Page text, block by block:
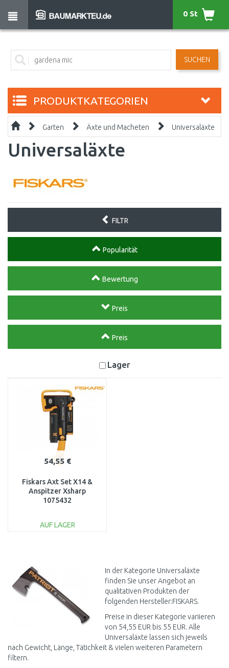
SUCHEN
0 St
PRODUKTKATEGORIEN
Garten Äxte und Macheten Universaläxte
Universaläxte
FILTR
Popularität
Bewertung
Preis
Preis
Lager
54,55 €
Fiskars Axt Set X14 &
Anspitzer Xsharp
1075432
AUF LAGER
In der Kategorie Universaläxte
finden Sie unser Angebot an
qualitativen Produkten der
folgenden Hersteller:FISKARS.
Preise in dieser Kategorie variieren
von 54,55 EUR bis 55 EUR. Alle
Universaläxte lassen sich jeweils
nach Gewicht, Länge, Tätichkeit & vielen weiteren Parametern
filtern.